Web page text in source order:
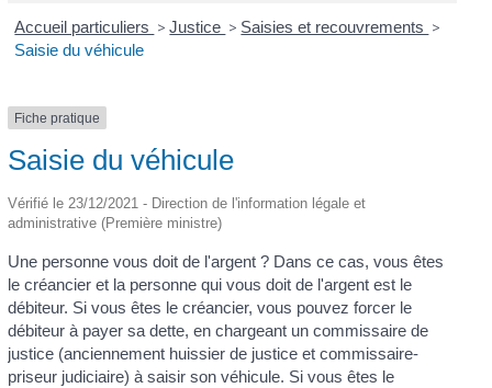
Accueil particuliers > Justice > Saisies et recouvrements >
Saisie du véhicule
Fiche pratique
Saisie du véhicule
Vérifié le 23/12/2021 - Direction de l'information légale et
administrative (Première ministre)
Une personne vous doit de l'argent ? Dans ce cas, vous êtes
le créancier et la personne qui vous doit de l'argent est le
débiteur. Si vous êtes le créancier, vous pouvez forcer le
débiteur à payer sa dette, en chargeant un commissaire de
justice (anciennement huissier de justice et commissaire-
priseur judiciaire) à saisir son véhicule. Si vous êtes le